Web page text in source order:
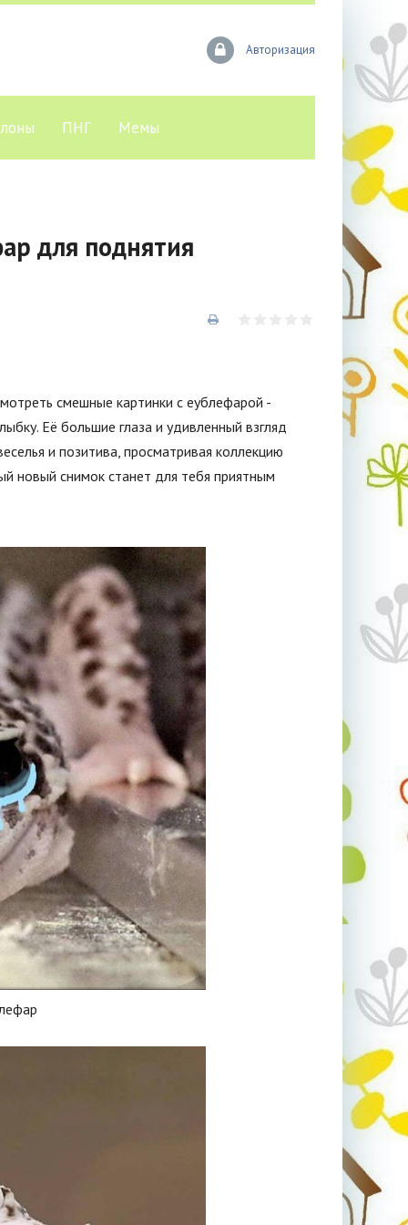
Авторизация
ПНГ Мемы
для поднятия
смешные картинки с еублефарой -
Её большие глаза и удивленный взгляд
и позитива, просматривая коллекцию
новый снимок станет для тебя приятным